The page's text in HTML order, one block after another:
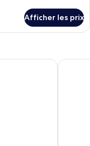
Afficher les prix
Inclusive - All